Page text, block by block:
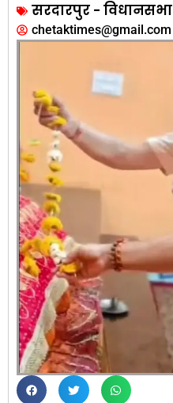
सरदारपुर - विधानसभा
chetaktimes@gmail.com